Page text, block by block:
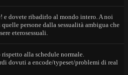
dovete ribadirlo al mondo intero. A noi
persone dalla sessualità ambigua che
eterosessuali.
alla schedule normale.
dovuti a encode/typeset/problemi di real